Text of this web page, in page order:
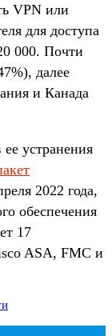
VPN или
для доступа
000. Почти
далее
и Канада
устранения
2022 года,
обеспечения
17
ASA, FMC и